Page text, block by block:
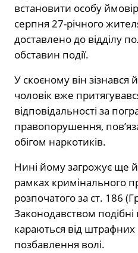
встановити особу
серпня 27-річного
доставлено до відділу
обставин події.
У скоєному він зізнався
чоловік вже
відповідальності за
правопорушення,
обігом наркотиків.
Нині йому загрожує ще й
рамках кримінального
розпочатого за ст. 186
Законодавством подібні
караються від штрафних
позбавлення волі.